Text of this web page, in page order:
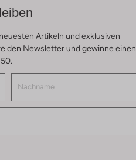
Artikeln und exklusiven
den Newsletter und gewinne einen